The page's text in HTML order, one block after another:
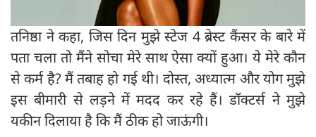
तनिष्ठा ने कहा, जिस दिन मुझे स्टेज 4 ब्रेस्ट कैंसर के बारे में
पता चला तो मैंने सोचा मेरे साथ ऐसा क्यों हुआ। ये मेरे कौन
से कर्म है? मैं तबाह हो गई थी। दोस्त, अध्यात्म और योग मुझे
इस बीमारी से लड़ने में मदद कर रहे हैं। डॉक्टर्स ने मुझे
यकीन दिलाया है कि मैं ठीक हो जाऊंगी।